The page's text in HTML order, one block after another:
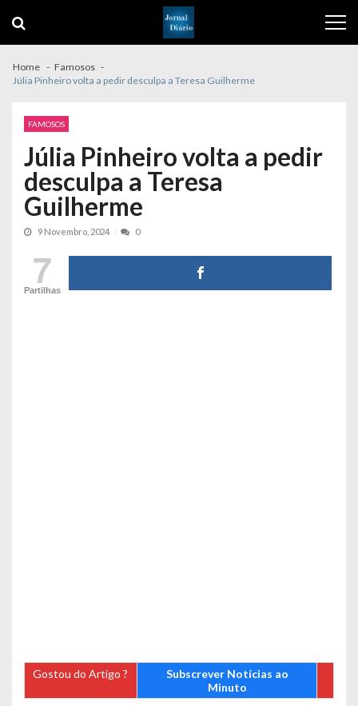
navigation
content
Home
Famosos
Júlia Pinheiro volta a pedir desculpa a Teresa Guilherme
FAMOSOS
Júlia Pinheiro volta a pedir
desculpa a Teresa
Guilherme
9 Novembro, 2024 0
7
Partilhas
Gostou do Artigo ?
Subscrever Notícias ao
Minuto